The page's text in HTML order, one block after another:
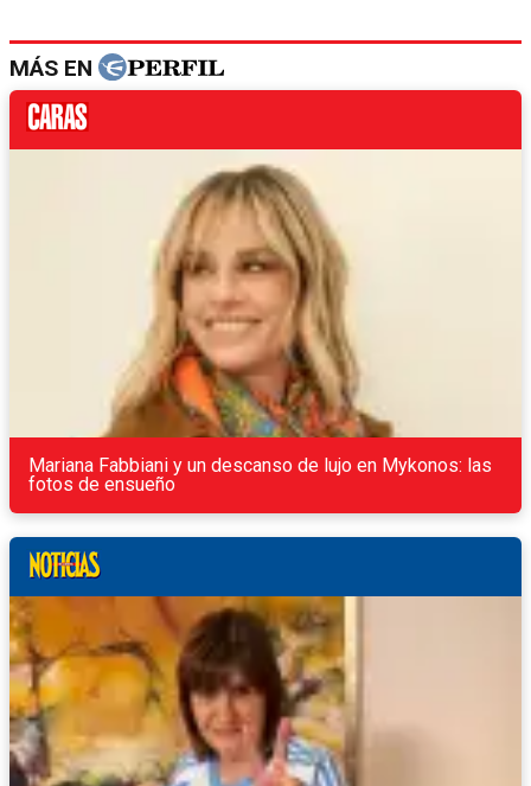
MÁS EN
Mariana Fabbiani y un descanso de lujo en Mykonos: las
fotos de ensueño